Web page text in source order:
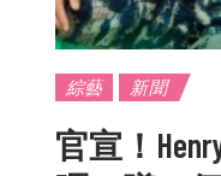
綜藝 新聞
官宣！